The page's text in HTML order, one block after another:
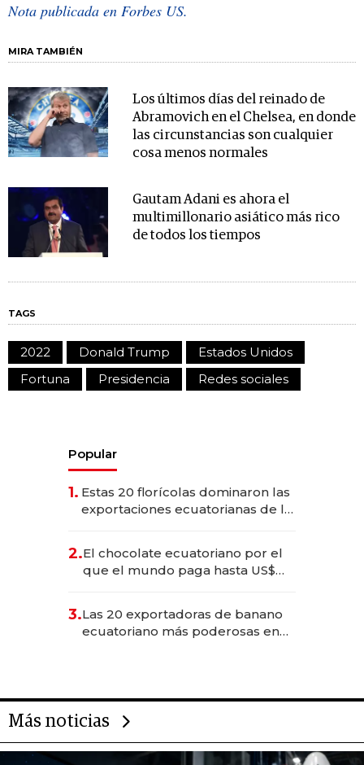
Nota publicada en Forbes US.
MIRA TAMBIÉN
Los últimos días del reinado de
Abramovich en el Chelsea, en donde
las circunstancias son cualquier
cosa menos normales
Gautam Adani es ahora el
multimillonario asiático más rico
de todos los tiempos
TAGS
2022 Donald Trump
Estados Unidos
Fortuna
Presidencia Redes sociales
Popular
1. Estas 20 florícolas dominaron las
exportaciones ecuatorianas de la
2.El chocolate ecuatoriano por el
que el mundo paga hasta US$
3.Las 20 exportadoras de banano
ecuatoriano más poderosas en
Más noticias